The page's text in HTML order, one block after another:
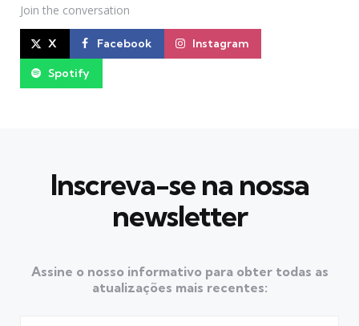
Join the conversation
X Facebook Instagram
Spotify
Inscreva-se na nossa
newsletter
Assine o nosso informativo para obter todas as
atualizações mais recentes: